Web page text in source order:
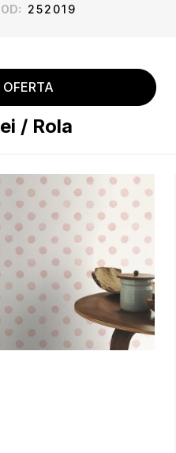
OFERTA
/ Rola
: 252019